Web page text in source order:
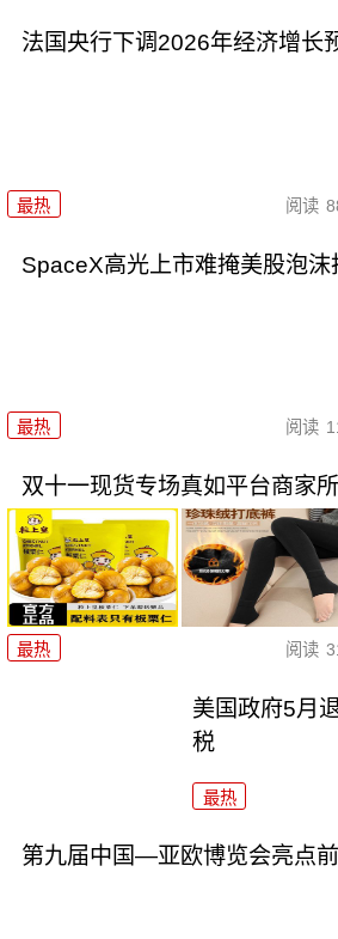
法国央行下调2026年经济增长
最热 阅读
SpaceX高光上市难掩美股泡沫
最热 阅读
双十一现货专场真如平台商家
最热 阅读
美国政府5月
税
最热
第九届中国—亚欧博览会亮点